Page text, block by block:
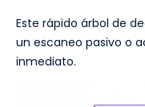
Este rápido árbol de
un escaneo pasivo o
inmediato.